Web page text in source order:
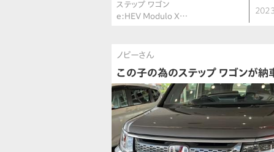
ステップ ワゴン
e:HEV Modulo X…
ノビーさん
この子の為のステップ ワゴンが納